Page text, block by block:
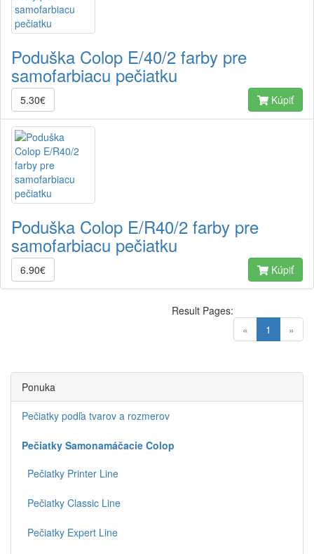
Poduška Colop E/40/2 farby pre
samofarbiacu pečiatku
5.30€ Kúpiť
Poduška Colop E/R40/2 farby pre
samofarbiacu pečiatku
6.90€ Kúpiť
« 1 (current)
»
Result Pages:
Ponuka
Pečiatky podľa tvarov a rozmerov
Pečiatky Samonamáčacie Colop
Pečiatky Printer Line
Pečiatky Classic Line
Pečiatky Expert Line